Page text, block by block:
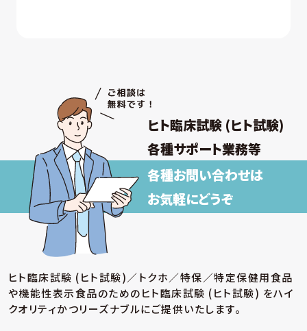
ヒト臨床試験 (ヒト試験)
各種サポート業務等
各種お問い合わせは
お気軽にどうぞ
ヒト臨床試験 (ヒト試験)／トクホ／特保／特定保健用食品
や機能性表示食品のためのヒト臨床試験 (ヒト試験) をハイ
クオリティかつリーズナブルにご提供いたします。